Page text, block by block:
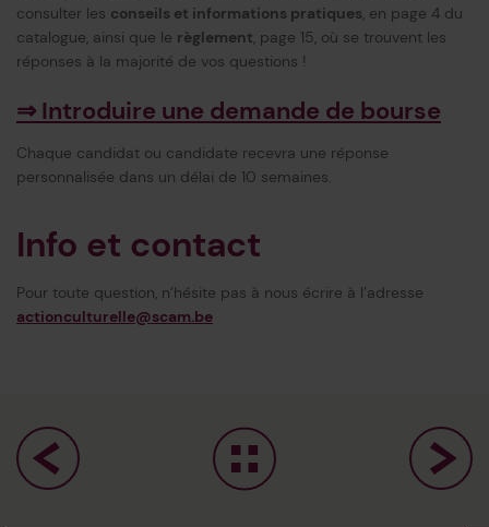
consulter les conseils et informations pratiques, en page 4 du
catalogue, ainsi que le règlement, page 15, où se trouvent les
réponses à la majorité de vos questions !
⇒ Introduire une demande de bourse
Chaque candidat ou candidate recevra une réponse
personnalisée dans un délai de 10 semaines.
Info et contact
Pour toute question, n’hésite pas à nous écrire à l’adresse
actionculturelle@scam.be